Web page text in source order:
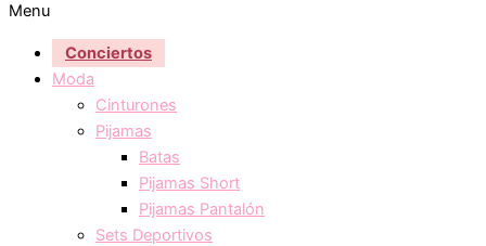
Menu
Conciertos
Moda
Cinturones
Pijamas
Batas
Pijamas Short
Pijamas Pantalón
Sets Deportivos